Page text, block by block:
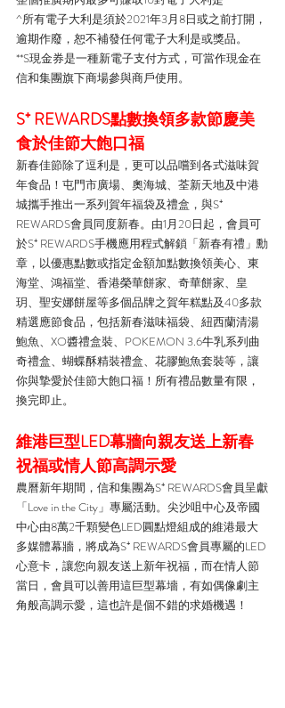
^所有電子大利是須於2021年3月8日或之前打開，
逾期作廢，恕不補發任何電子大利是或獎品。
**S現金券是一種新電子支付方式，可當作現金在
信和集團旗下商場參與商戶使用。
S⁺ REWARDS點數換領多款節慶美
食於佳節大飽口福
新春佳節除了逗利是，更可以品嚐到各式滋味賀
年食品！屯門市廣場、奧海城、荃新天地及中港
城攜手推出一系列賀年福袋及禮盒，與S⁺
REWARDS會員同度新春。由1月20日起，會員可
於S⁺ REWARDS手機應用程式解鎖「新春有禮」勳
章，以優惠點數或指定金額加點數換領美心、東
海堂、鴻福堂、香港榮華餅家、奇華餅家、皇
玥、聖安娜餅屋等多個品牌之賀年糕點及40多款
精選應節食品，包括新春滋味福袋、紐西蘭清湯
鮑魚、XO醬禮盒裝、POKEMON 3.6牛乳系列曲
奇禮盒、蝴蝶酥精裝禮盒、花膠鮑魚套裝等，讓
你與摯愛於佳節大飽口福！所有禮品數量有限，
換完即止。
維港巨型LED幕牆向親友送上新春
祝福或情人節高調示愛
農曆新年期間，信和集團為S⁺ REWARDS會員呈獻
「Love in the City」專屬活動。尖沙咀中心及帝國
中心由8萬2千顆變色LED圓點燈組成的維港最大
多媒體幕牆，將成為S⁺ REWARDS會員專屬的LED
心意卡，讓您向親友送上新年祝福，而在情人節
當日，會員可以善用這巨型幕墻，有如偶像劇主
角般高調示愛，這也許是個不錯的求婚機遇！